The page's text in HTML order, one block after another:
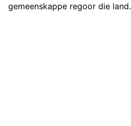
gemeenskappe regoor die land.